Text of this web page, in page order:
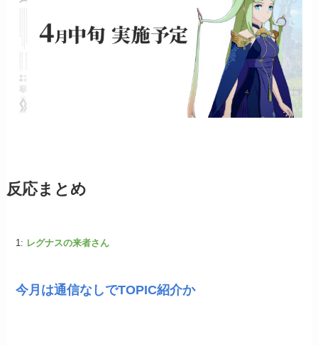
反応まとめ
1: レグナスの来者さん
今月は通信なしでTOPIC紹介か